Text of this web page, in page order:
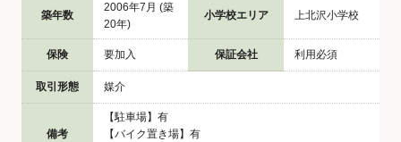
築年数
2006年7月 (築
20年)
小学校エリア 上北沢小学校
保険 要加入 保証会社 利用必須
取引形態 媒介
備考
【駐車場】有
【バイク置き場】有